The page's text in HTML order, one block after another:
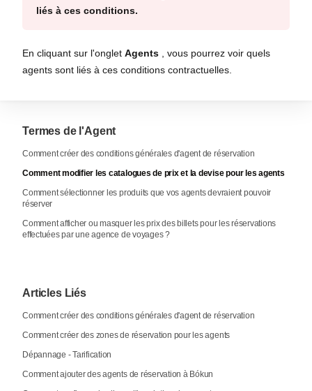
liés à ces conditions.
En cliquant sur l'onglet Agents , vous pourrez voir quels
agents sont liés à ces conditions contractuelles.
Termes de l'Agent
Comment créer des conditions générales d'agent de réservation
Comment modifier les catalogues de prix et la devise pour les agents
Comment sélectionner les produits que vos agents devraient pouvoir
réserver
Comment afficher ou masquer les prix des billets pour les réservations
effectuées par une agence de voyages ?
Articles Liés
Comment créer des conditions générales d'agent de réservation
Comment créer des zones de réservation pour les agents
Dépannage - Tarification
Comment ajouter des agents de réservation à Bókun